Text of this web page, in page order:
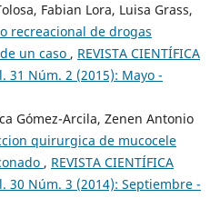
Fabian Lora, Luisa Grass,
recreacional de drogas
un caso , REVISTA CIENTÍFICA
31 Núm. 2 (2015): Mayo -
Gómez-Arcila, Zenen Antonio
quirurgica de mucocele
, REVISTA CIENTÍFICA
30 Núm. 3 (2014): Septiembre -